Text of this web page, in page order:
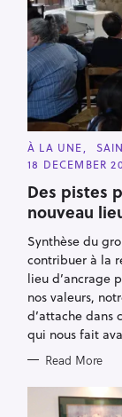
C
A
T
G
R
E
S
À LA UNE
18 DECEMBER
Des pistes
nouveau
Synthèse du
contribuer à la
lieu d’ancrage
nos valeurs,
d’attache dans
qui nous fait
Read More